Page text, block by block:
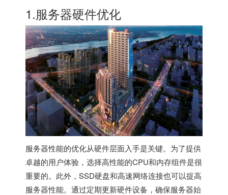
1.服务器硬件优化
服务器性能的优化从硬件层面入手是关键。为了提供
卓越的用户体验，选择高性能的CPU和内存组件是很
重要的。此外，SSD硬盘和高速网络连接也可以提高
服务器性能。通过定期更新硬件设备，确保服务器始